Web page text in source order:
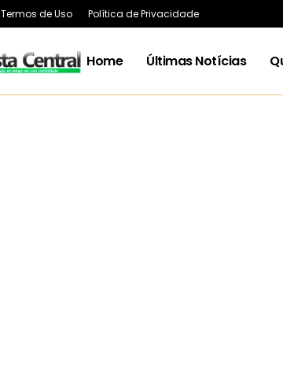
Termos de Uso Política de Privacidade
Home Últimas Notícias